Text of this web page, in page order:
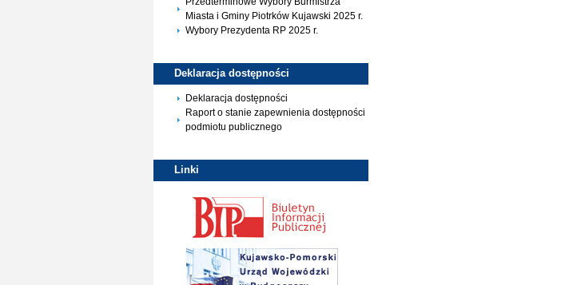
Miasta i Gminy Piotrków Kujawski 2025 r.
Wybory Prezydenta RP 2025 r.
Deklaracja dostępności
Deklaracja dostępności
Raport o stanie zapewnienia dostępności
podmiotu publicznego
Linki